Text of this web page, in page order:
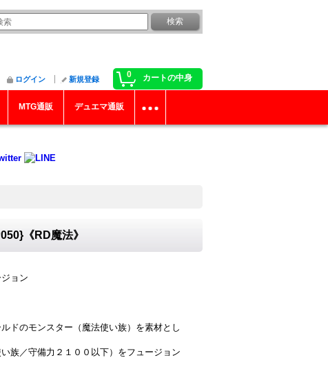
0 カートの中身
ログイン 新規登録
MTG通販 デュエマ通販
《RD魔法》
ョン
ドのモンスター（魔法使い族）を素材とし
族／守備力２１００以下）をフュージョン